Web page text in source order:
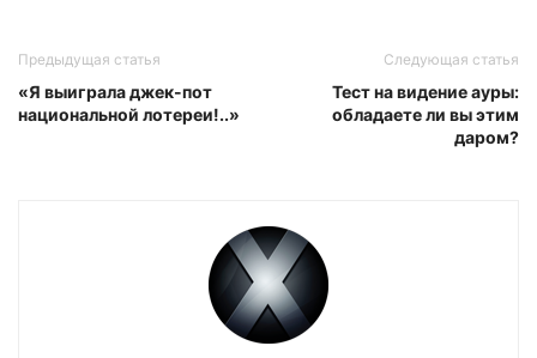
Предыдущая статья
«Я выиграла джек-пот
национальной лотереи!..»
Следующая статья
Тест на видение ауры:
обладаете ли вы этим
даром?